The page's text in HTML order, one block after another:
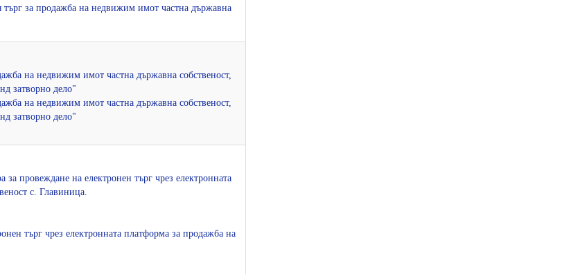
търг за продажба на недвижим имот частна държавна
на недвижим имот частна държавна собственост,
затворно дело"
на недвижим имот частна държавна собственост,
затворно дело"
провеждане на електронен търг чрез електронната
с. Главиница.
търг чрез електронната платформа за продажба на